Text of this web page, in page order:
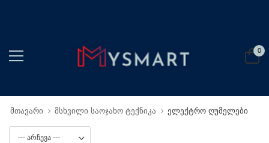
0
მთავარი მსხვილი საოჯახო ტექნიკა ელექტრო ღუმელები